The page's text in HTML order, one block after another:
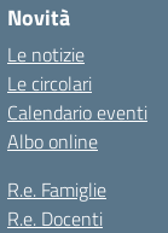
Novità
Le notizie
Le circolari
Calendario eventi
Albo online
R.e. Famiglie
R.e. Docenti